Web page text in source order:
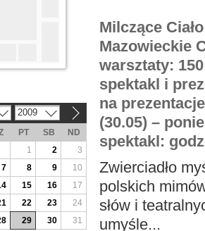
Milczące
Mazowieckie
warsztaty:
spektakl i
na
(30.05) –
spektakl:
Zwierciadło
polskich
słów i
umyśle...
2009
PT SB
ND
1
2
3
7 8 9
10
15 16
17
22 23
24
29 30 31